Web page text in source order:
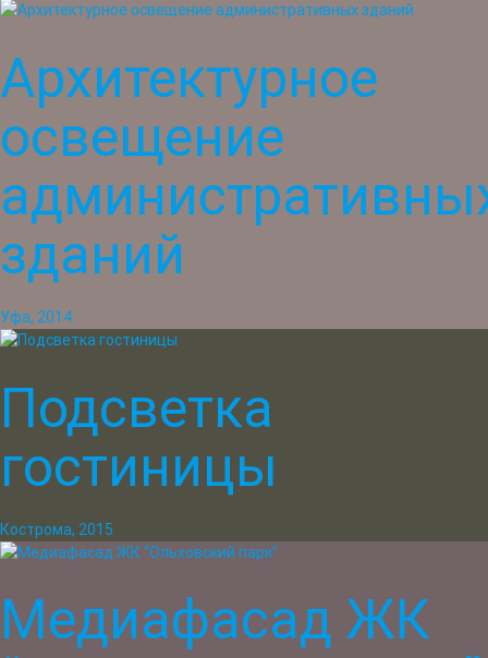
Архитектурное
освещение
зданий
Уфа, 2014
Подсветка
гостиницы
Кострома, 2015
Медиафасад ЖК